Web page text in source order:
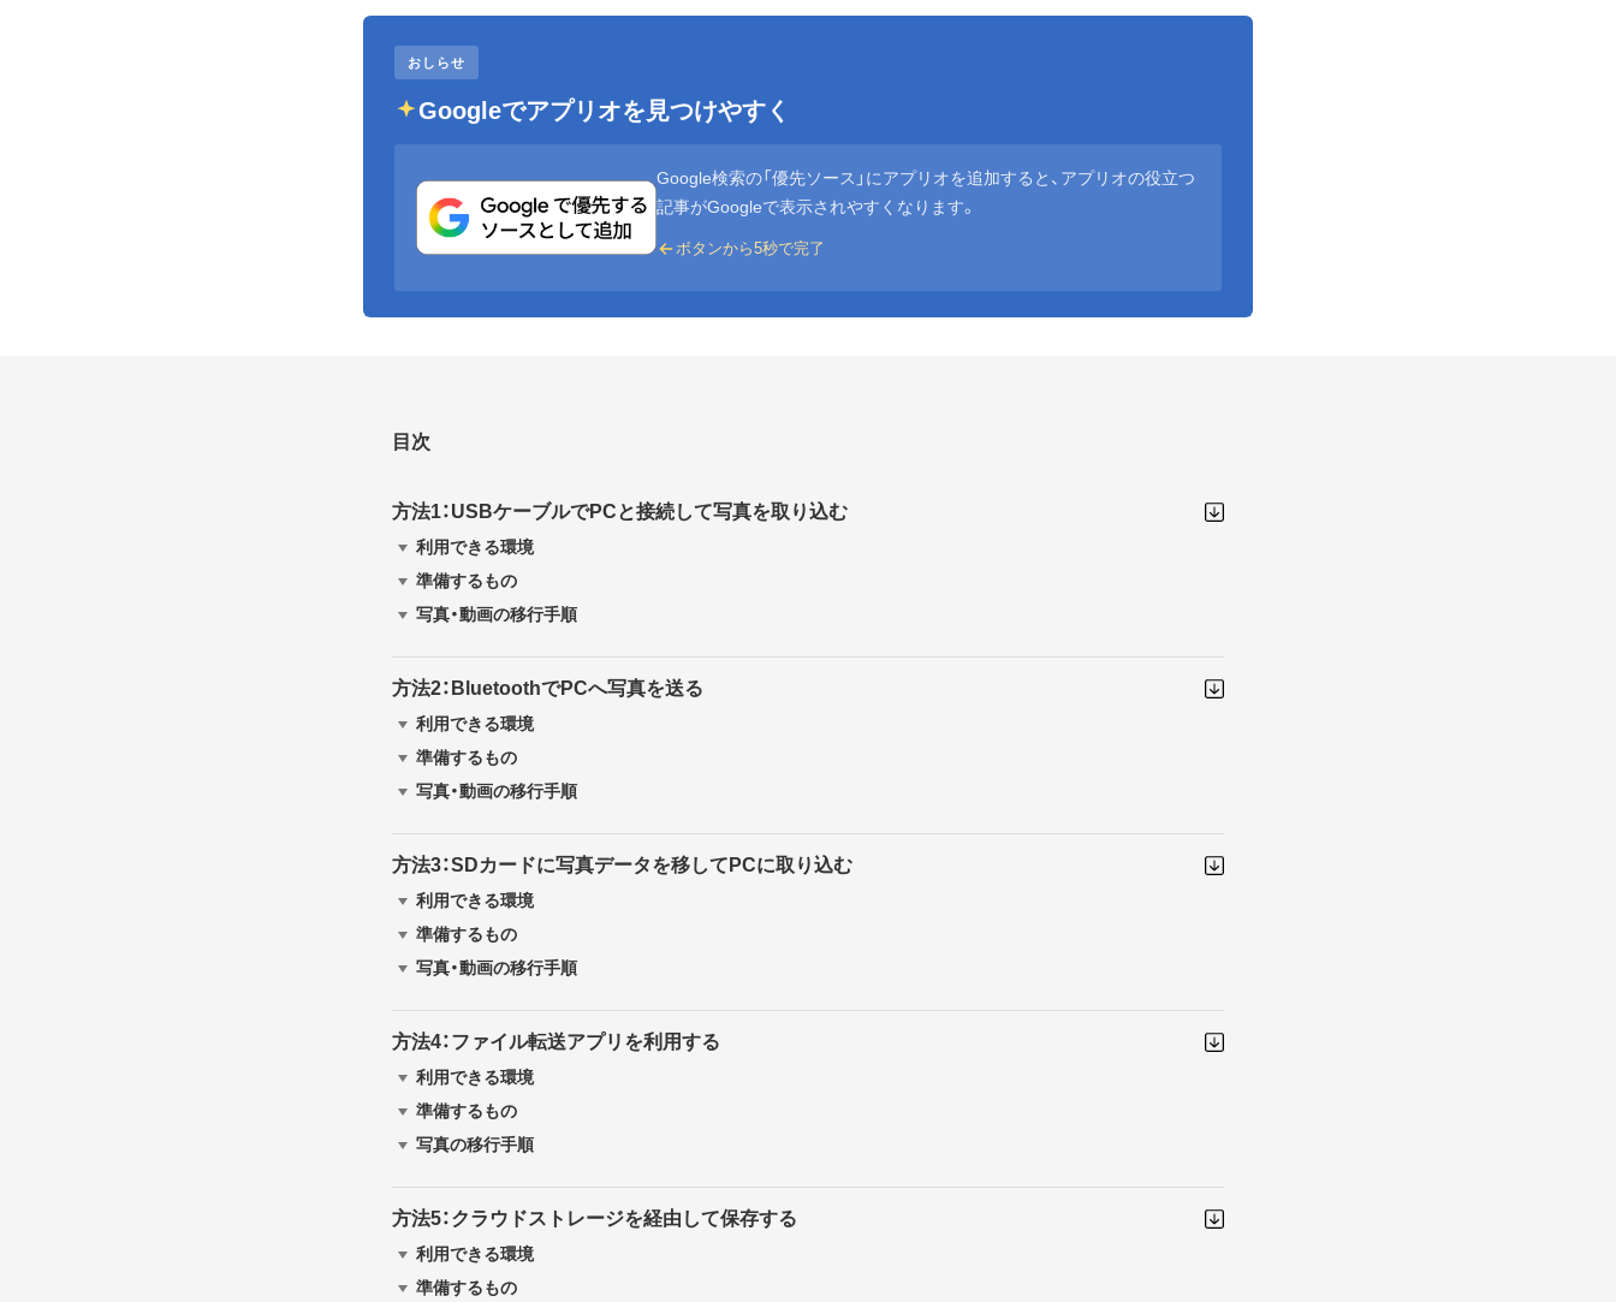
おしらせ
Googleでアプリオを見つけやすく
Google検索の「優先ソース」にアプリオを追加すると、アプリオの役立つ
記事がGoogleで表示されやすくなります。
ボタンから5秒で完了
目次
方法1：USBケーブルでPCと接続して写真を取り込む
利用できる環境
準備するもの
写真・動画の移行手順
方法2：BluetoothでPCへ写真を送る
利用できる環境
準備するもの
写真・動画の移行手順
方法3：SDカードに写真データを移してPCに取り込む
利用できる環境
準備するもの
写真・動画の移行手順
方法4：ファイル転送アプリを利用する
利用できる環境
準備するもの
写真の移行手順
方法5：クラウドストレージを経由して保存する
利用できる環境
準備するもの